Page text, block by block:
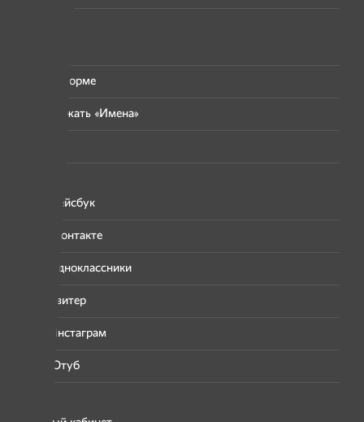
О платформе
Поддержать «Имена»
Фейсбук
Вконтакте
Одноклассники
Твитер
Инстаграм
Ютуб